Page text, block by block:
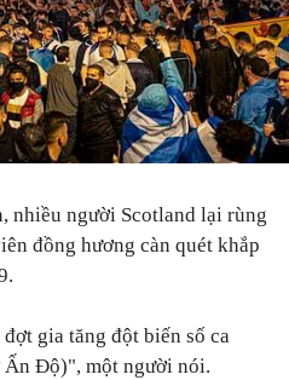
nhiều người Scotland lại rùng
đồng hương càn quét khắp
gia tăng đột biến số ca
Ấn Độ)", một người nói.